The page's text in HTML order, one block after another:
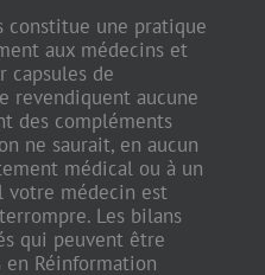
constitue une pratique
aux médecins et
capsules de
revendiquent aucune
des compléments
ne saurait, en aucun
médical ou à un
votre médecin est
Les bilans
qui peuvent être
Réinformation